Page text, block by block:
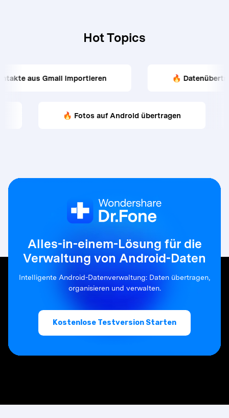
Hot Topics
Gmail importieren 🔥 Datenübertragung
🔥 Fotos auf Android übertragen
Alles-in-einem-Lösung für die
Verwaltung von Android-Daten
Intelligente Android-Datenverwaltung: Daten übertragen,
organisieren und verwalten.
Kostenlose Testversion Starten